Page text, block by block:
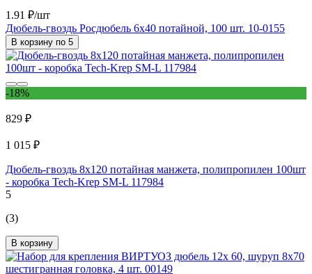
1.91 ₽/шт
Дюбель-гвоздь Росдюбель 6x40 потайной, 100 шт. 10-0155
В корзину по 5
-18%
829 ₽
1 015 ₽
Дюбель-гвоздь 8х120 потайная манжета, полипропилен 100шт
- коробка Tech-Krep SM-L 117984
5
(3)
В корзину